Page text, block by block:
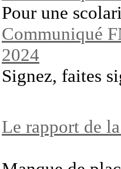
Pour une
Communiqué
2024
Signez, faites
Le rapport de